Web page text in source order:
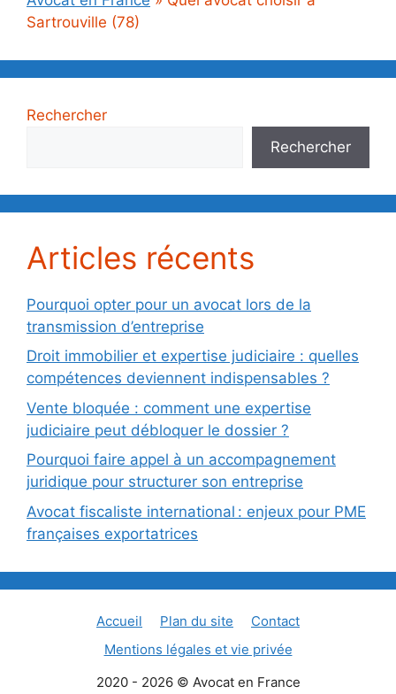
Sartrouville (78)
Rechercher
Rechercher
Articles récents
Pourquoi opter pour un avocat lors de la
transmission d’entreprise
Droit immobilier et expertise judiciaire : quelles
compétences deviennent indispensables ?
Vente bloquée : comment une expertise
judiciaire peut débloquer le dossier ?
Pourquoi faire appel à un accompagnement
juridique pour structurer son entreprise
Avocat fiscaliste international : enjeux pour PME
françaises exportatrices
Accueil Plan du site
Contact
Mentions légales et vie privée
2020 - 2026 © Avocat en France